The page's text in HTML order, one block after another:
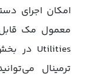
امکان اجرای
معمول مک
ترمینال